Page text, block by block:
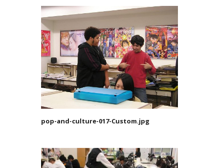
pop-and-culture-017-Custom.jpg